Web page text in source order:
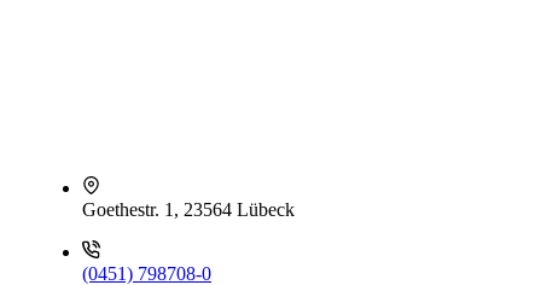
Goethestr. 1, 23564 Lübeck
(0451) 798708-0